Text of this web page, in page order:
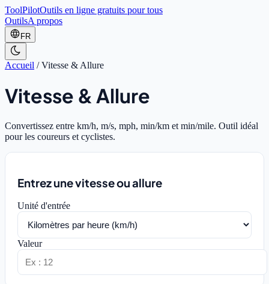
ToolPilotOutils en ligne gratuits pour tous
OutilsA propos
FR
Accueil /Vitesse & Allure
Vitesse & Allure
Convertissez entre km/h, m/s, mph, min/km et min/mile. Outil idéal
pour les coureurs et cyclistes.
Entrez une vitesse ou allure
Unité d'entrée
Valeur